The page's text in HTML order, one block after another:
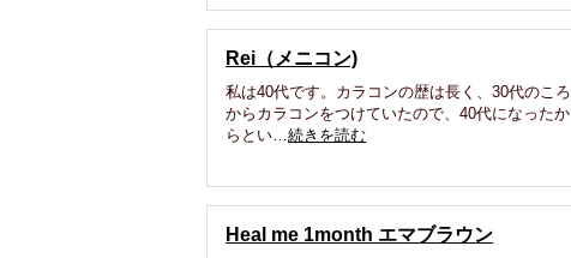
Rei（メニコン)
私は40代です。カラコンの歴は長く、30代のころ
からカラコンをつけていたので、40代になったか
らとい…続きを読む
Heal me 1month エマブラウン